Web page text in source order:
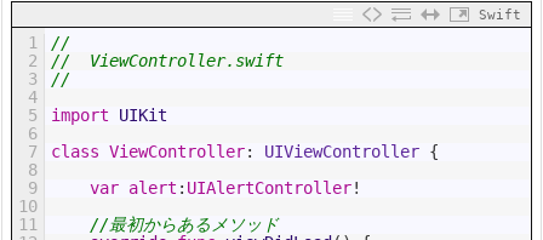
Swift
1
2
3
4
5
6
7
8
9
10
11
//
//  ViewController.swift
//
import
UIKit
class ViewController: UIViewController {
var alert : UIAlertController!
//最初からあるメソッド